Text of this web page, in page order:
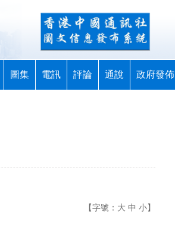
圖集 電訊 評論 通說 政府發佈
【字號： 大 中 小】